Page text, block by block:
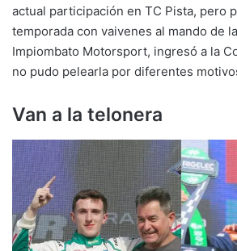
actual participación en TC Pista, pero
temporada con vaivenes al mando de
Impiombato Motorsport, ingresó a la
no pudo pelearla por diferentes
Van a la telonera